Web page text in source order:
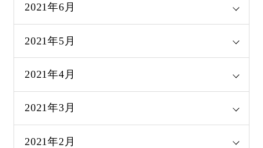
2021年6月
2021年5月
2021年4月
2021年3月
2021年2月